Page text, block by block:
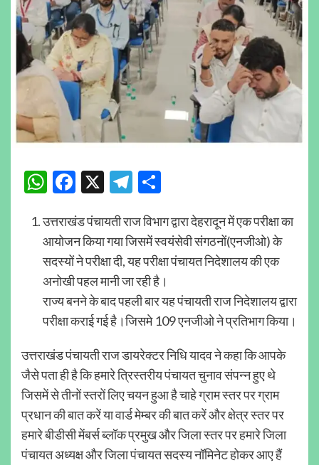
WhatsApp
Facebook
X Telegram
उत्तराखंड पंचायती राज विभाग द्वारा देहरादून में एक परीक्षा का
आयोजन किया गया जिसमें स्वयंसेवी संगठनों(एनजीओ) के
सदस्यों ने परीक्षा दी, यह परीक्षा पंचायत निदेशालय की एक
अनोखी पहल मानी जा रही है।
राज्य बनने के बाद पहली बार यह पंचायती राज निदेशालय द्वारा
परीक्षा कराई गई है।जिसमे 109 एनजीओ ने प्रतिभाग किया।
उत्तराखंड पंचायती राज डायरेक्टर निधि यादव ने कहा कि आपके
जैसे पता ही है कि हमारे त्रिस्तरीय पंचायत चुनाव संपन्न हुए थे
जिसमें से तीनों स्तरों लिए चयन हुआ है चाहे ग्राम स्तर पर ग्राम
प्रधान की बात करें या वार्ड मेम्बर की बात करें और क्षेत्र स्तर पर
हमारे बीडीसी मेंबर्स ब्लॉक प्रमुख और जिला स्तर पर हमारे जिला
पंचायत अध्यक्ष और जिला पंचायत सदस्य नॉमिनेट होकर आए हैं